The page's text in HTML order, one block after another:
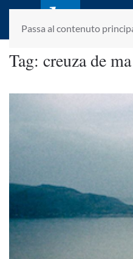
Passa al contenutofondato da
Tag: creuza de ma